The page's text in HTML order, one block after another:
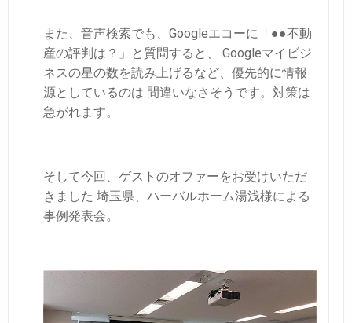
また、音声検索でも、Googleエコーに「●●不動
産の評判は？」と質問すると、
Googleマイビジ
ネスの星の数を読み上げるなど、優先的に情報
源としているのは 間違いなさそうです。対策は
急がれます。
そして今回、ゲストのオファーをお受けいただ
きました 埼玉県、ハーバルホーム湯浅様による
事例発表会。